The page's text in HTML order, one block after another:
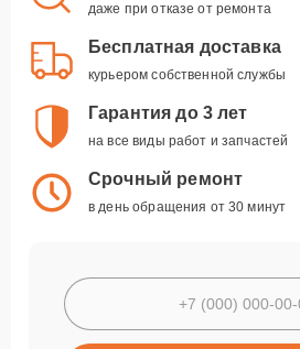
даже при отказе от ремонта
Бесплатная доставка
курьером собственной службы
Гарантия до 3 лет
на все виды работ и запчастей
Срочный ремонт
в день обращения от 30 минут